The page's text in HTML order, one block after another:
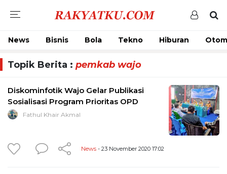
News Bisnis Bola Tekno Hiburan
Topik Berita : pemkab wajo
Diskominfotik Wajo Gelar Publikasi
Sosialisasi Program Prioritas OPD
Fathul Khair Akmal
News - 23 November 2020 17:02